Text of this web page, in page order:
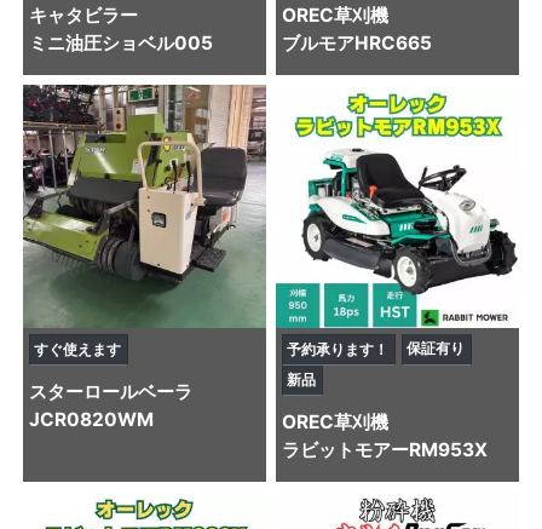
キャタビラー
ミニ油圧ショベル005
OREC草刈機
ブルモアHRC665
すぐ使えます
スターロールベーラ
JCR0820WM
予約承ります！
保証有り
新品
OREC草刈機
ラビットモアーRM953X